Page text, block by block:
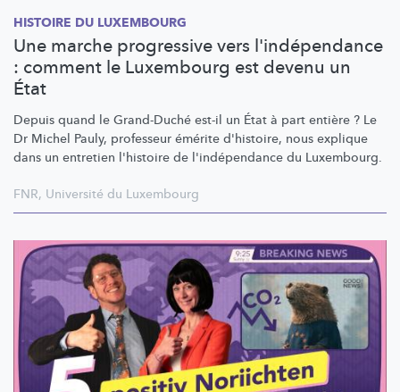
HISTOIRE DU LUXEMBOURG
Une marche progressive vers l'indépendance
: comment le Luxembourg est devenu un
État
Depuis quand le Grand-Duché est-il un État à part entière ? Le
Dr Michel Pauly, professeur émérite d'histoire, nous explique
dans un entretien l'histoire de l'indépendance du Luxembourg.
FNR, Université du Luxembourg